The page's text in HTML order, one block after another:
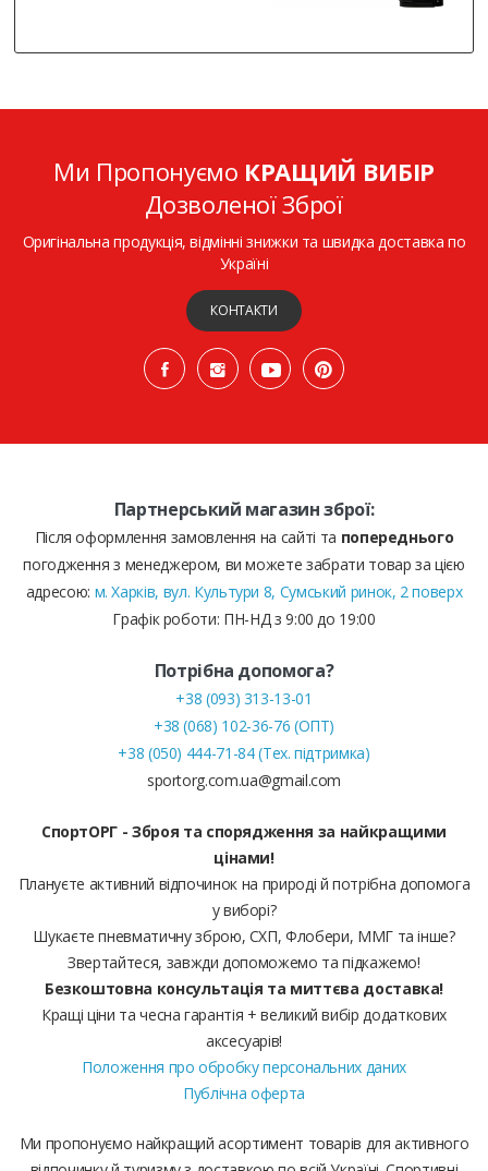
Ми Пропонуємо КРАЩИЙ ВИБІР
Дозволеної Зброї
Оригінальна продукція, відмінні знижки та швидка доставка по
Україні
КОНТАКТИ
Партнерський магазин зброї:
Після оформлення замовлення на сайті та попереднього
погодження з менеджером, ви можете забрати товар за цією
адресою: м. Харків, вул. Культури 8, Сумський ринок, 2 поверх
Графік роботи: ПН-НД з 9:00 до 19:00
Потрібна допомога?
+38 (093) 313-13-01
+38 (068) 102-36-76 (ОПТ)
+38 (050) 444-71-84 (Тех. підтримка)
sportorg.com.ua@gmail.com
СпортОРГ - Зброя та спорядження за найкращими
цінами!
Плануєте активний відпочинок на природі й потрібна допомога
у виборі?
Шукаєте пневматичну зброю, СХП, Флобери, ММГ та інше?
Звертайтеся, завжди допоможемо та підкажемо!
Безкоштовна консультація та миттєва доставка!
Кращі ціни та чесна гарантія + великий вибір додаткових
аксесуарів!
Положення про обробку персональних даних
Публічна оферта
Ми пропонуємо найкращий асортимент товарів для активного